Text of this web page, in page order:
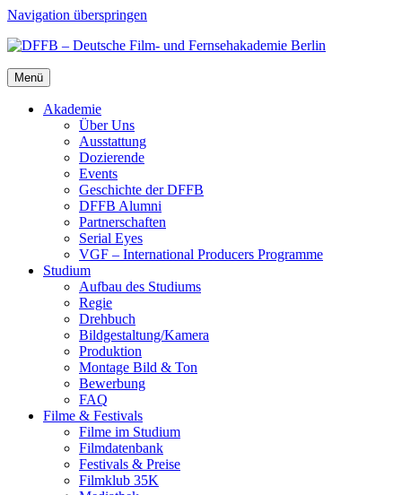
Navigation überspringen
Menü
Aka­de­mie
Über Uns
Aus­stat­tung
Dozie­ren­de
Events
Geschich­te der DFFB
DFFB Alum­ni
Part­ner­schaf­ten
Seri­al Eyes
VGF – Inter­na­tio­nal Pro­du­cers Pro­gram­me
Stu­di­um
Auf­bau des Stu­di­ums
Regie
Dreh­buch
Bildgestaltung/​​Kamera
Pro­duk­ti­on
Mon­ta­ge Bild & Ton
Bewer­bung
FAQ
Fil­me & Fes­ti­vals
Fil­me im Stu­di­um
Film­da­ten­bank
Fes­ti­vals & Prei­se
Film­klub 35K